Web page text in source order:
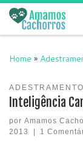
Skip to content
Home »
ADESTRAMENTO
Inteligência
por Amamos
2013
| 1